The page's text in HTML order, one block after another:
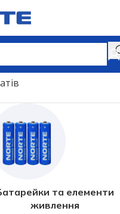
20 Вт
та елементи
живлення